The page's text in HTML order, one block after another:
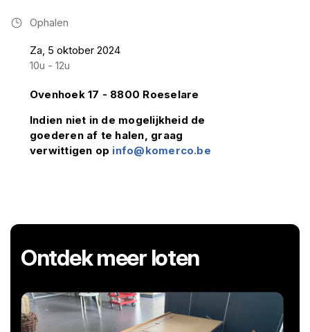
Ophalen
Za, 5 oktober 2024
10u - 12u
Ovenhoek 17 - 8800 Roeselare
Indien niet in de mogelijkheid de
goederen af te halen, graag
verwittigen op info@komerco.be
Ontdek meer loten